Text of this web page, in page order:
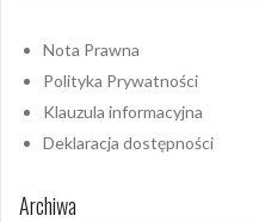
Nota Prawna
Polityka Prywatności
Klauzula informacyjna
Deklaracja dostępności
Archiwa